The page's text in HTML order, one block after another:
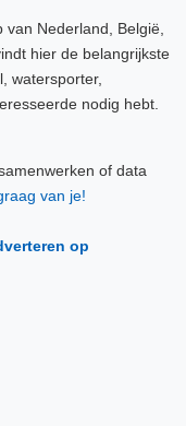
Nederland, België,
hier de belangrijkste
watersporter,
nodig hebt.
of data
van je!
op